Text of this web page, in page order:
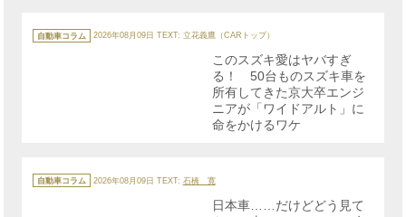
テ
ゴ
自動車コラム 2026年08月09日 TEXT: 立花義鷹（CARトップ）
このスズキ愛はヤバすぎ
る！ 50台ものスズキ車を
所有してきた京大卒エンジ
ニアが「ワイドアルト」に
命をかけるワケ
テ
ゴ
自動車コラム 2026年08月09日 TEXT: 石橋 寛
日本車……だけどどう見て